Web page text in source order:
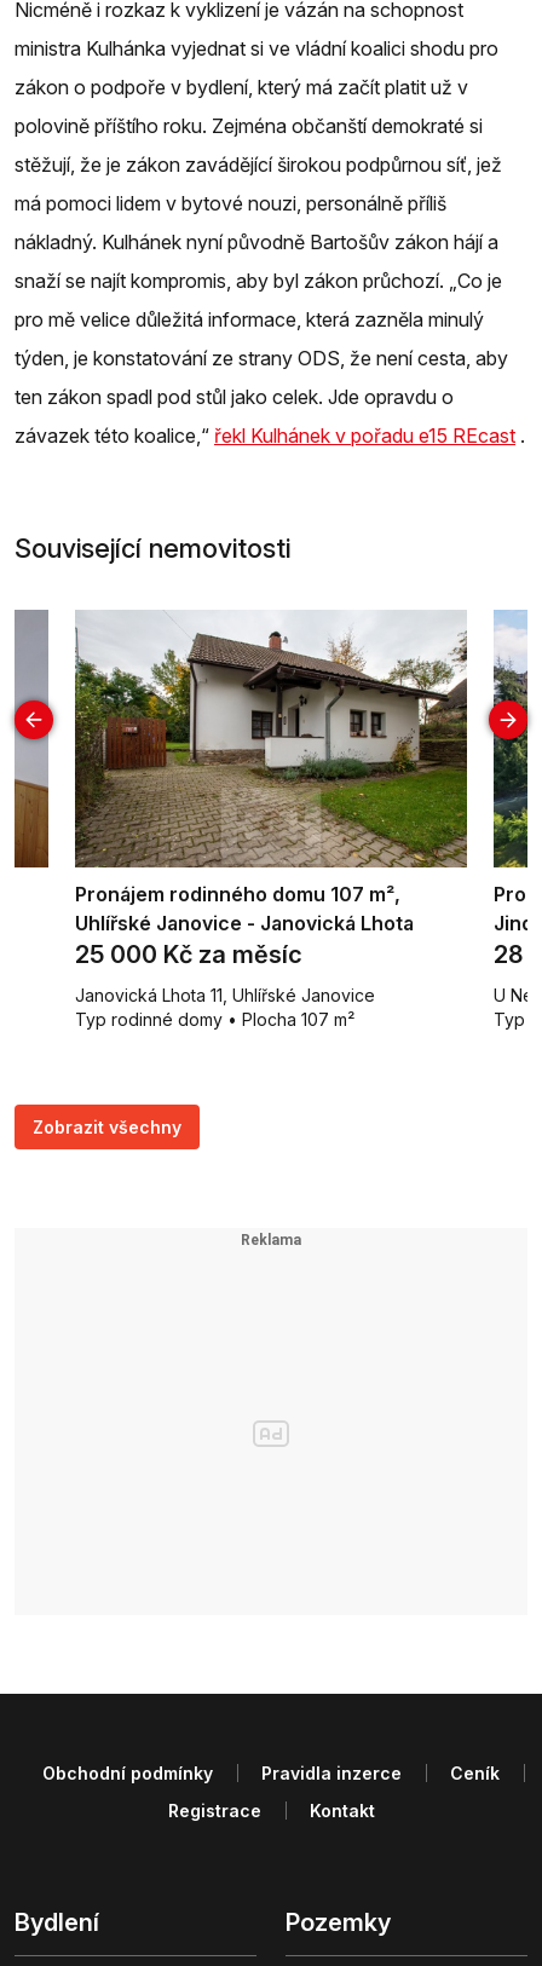
Nicméně i rozkaz k vyklizení je vázán na schopnost
ministra Kulhánka vyjednat si ve vládní koalici shodu pro
zákon o podpoře v bydlení, který má začít platit už v
polovině příštího roku. Zejména občanští demokraté si
stěžují, že je zákon zavádějící širokou podpůrnou síť, jež
má pomoci lidem v bytové nouzi, personálně příliš
nákladný. Kulhánek nyní původně Bartošův zákon hájí a
snaží se najít kompromis, aby byl zákon průchozí. „Co je
pro mě velice důležitá informace, která zazněla minulý
týden, je konstatování ze strany ODS, že není cesta, aby
ten zákon spadl pod stůl jako celek. Jde opravdu o
závazek této koalice,“ řekl Kulhánek v pořadu e15 REcast .
Související nemovitosti
Pronájem rodinného domu 107 m²,
Uhlířské Janovice - Janovická Lhota
25 000 Kč za měsíc
Janovická Lhota 11, Uhlířské Janovice
Typ rodinné domy • Plocha 107 m²
28
U
Typ
Zobrazit všechny
Bydlení Pozemky
Obchodní podmínky Pravidla inzerce
Ceník
Registrace
Kontakt